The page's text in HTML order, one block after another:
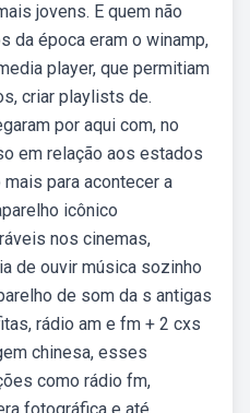
jovens. E quem não
da época eram o winamp,
player, que permitiam
criar playlists de.
por aqui com, no
em relação aos estados
para acontecer a
icônico
nos cinemas,
de ouvir música sozinho
de som da s antigas
rádio am e fm + 2 cxs
chinesa, esses
como rádio fm,